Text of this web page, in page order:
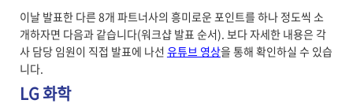
이날 발표한 다른 8개 파트너사의 흥미로운 포인트를 하나 정도씩 소
개하자면 다음과 같습니다(워크샵 발표 순서). 보다 자세한 내용은 각
사 담당 임원이 직접 발표에 나선 유튜브 영상을 통해 확인하실 수 있습
니다.
LG 화학